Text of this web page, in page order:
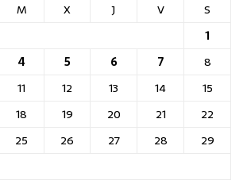
M X J V
S
1
4 5 6 7
8
11 12 13 14
15
18 19 20 21
22
25 26 27 28
29